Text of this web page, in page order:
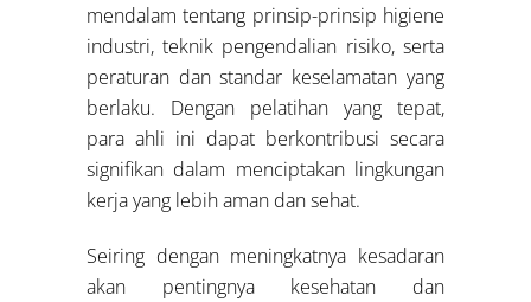
mendalam tentang prinsip-prinsip higiene
industri, teknik pengendalian risiko, serta
peraturan dan standar keselamatan yang
berlaku. Dengan pelatihan yang tepat,
para ahli ini dapat berkontribusi secara
signifikan dalam menciptakan lingkungan
kerja yang lebih aman dan sehat.
Seiring dengan meningkatnya kesadaran
akan pentingnya kesehatan dan